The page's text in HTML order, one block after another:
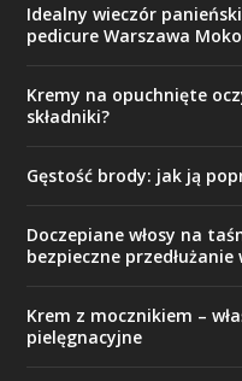
Idealny wieczór
pedicure Warszawa
Kremy na opuchnięte
składniki?
Gęstość brody: jak ją
Doczepiane włosy na
bezpieczne przedłużanie
Krem z mocznikiem –
pielęgnacyjne